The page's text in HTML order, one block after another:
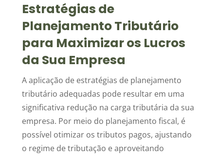
Estratégias de
Planejamento Tributário
para Maximizar os Lucros
da Sua Empresa
A aplicação de estratégias de planejamento
tributário adequadas pode resultar em uma
significativa redução na carga tributária da sua
empresa. Por meio do planejamento fiscal, é
possível otimizar os tributos pagos, ajustando
o regime de tributação e aproveitando